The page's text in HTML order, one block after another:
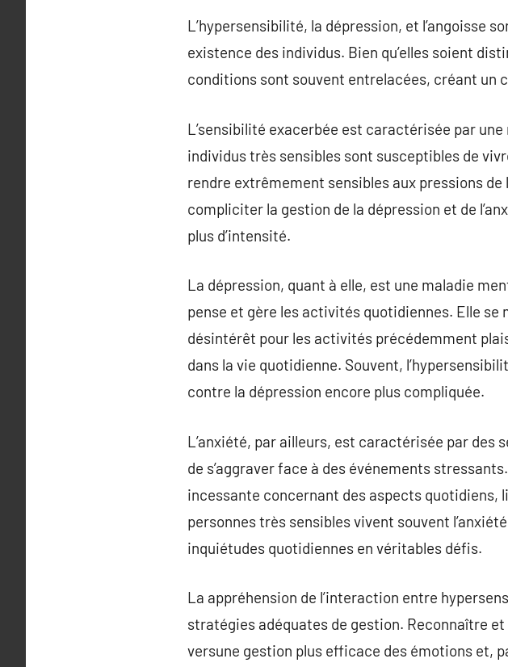
L’hypersensibilité, la dépression, et l’angoisse
existence des individus. Bien qu’elles soient
conditions sont souvent entrelacées, créant un
L’sensibilité exacerbée est caractérisée par
individus très sensibles sont susceptibles de
rendre extrêmement sensibles aux pressions
compliciter la gestion de la dépression et de
plus d’intensité.
La dépression, quant à elle, est une maladie
pense et gère les activités quotidiennes. Elle
désintérêt pour les activités précédemment
dans la vie quotidienne. Souvent,
contre la dépression encore plus compliquée.
L’anxiété, par ailleurs, est caractérisée par
de s’aggraver face à des événements
incessante concernant des aspects
personnes très sensibles vivent souvent
inquiétudes quotidiennes en véritables défis.
La appréhension de l’interaction entre
stratégies adéquates de gestion. Reconnaître
versune gestion plus efficace des émotions et,